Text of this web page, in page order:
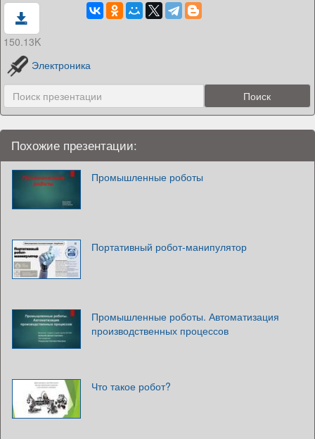
150.13K
Электроника
Похожие презентации:
Промышленные роботы
Портативный робот-манипулятор
Промышленные роботы. Автоматизация
производственных процессов
Что такое робот?